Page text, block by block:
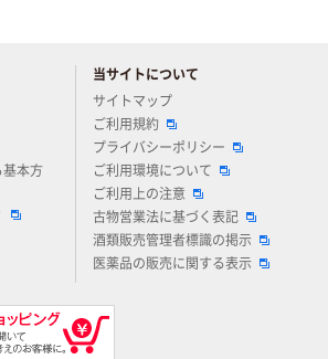
基本方
当サイトについて
サイトマップ
ご利用規約
プライバシーポリシー
ご利用環境について
ご利用上の注意
古物営業法に基づく表記
酒類販売管理者標識の掲示
医薬品の販売に関する表示